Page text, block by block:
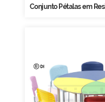
Conjunto Pétalas em